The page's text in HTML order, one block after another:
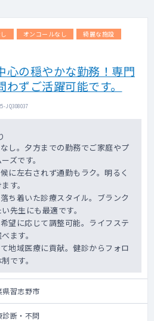
オンコールなし
綺麗な施設
心の穏やかな勤務！専門
ずご活躍可能です。
JQ308037
し。夕方までの勤務でご家庭やプ
ズです。
に左右されず通勤もラク。明るく
す。
ち着いた診療スタイル。ブランク
先生にも最適です。
望に応じて調整可能。ライフステ
ます。
地域医療に貢献。健診からフォロ
です。
県習志野市
診断・不問